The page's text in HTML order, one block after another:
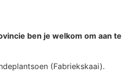
ben je welkom om aan te
(Fabriekskaai).